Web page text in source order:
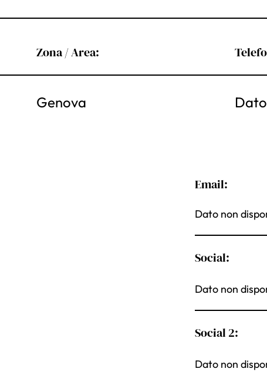
Zona / Area:
Genova
Email:
Dato non
Social:
Dato non
Social 2:
Dato non